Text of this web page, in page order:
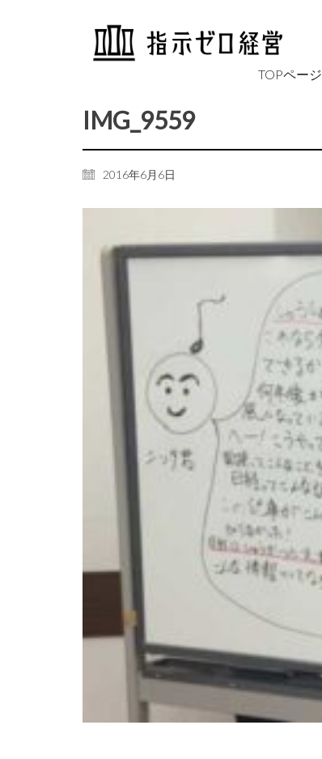
TOPページ
IMG_9559
2016年6月6日